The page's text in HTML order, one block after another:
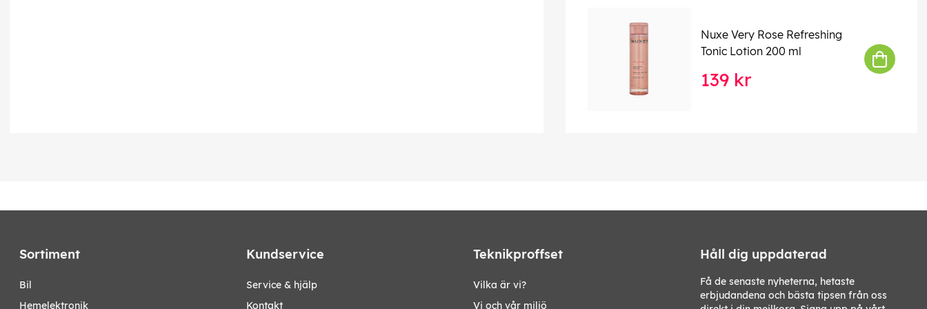
Nuxe Very Rose Refreshing
Tonic Lotion 200 ml
139 kr
Sortiment
bil
hemelektronik
Kundservice
Service & hjälp
Kontakt
Teknikproffset
Vilka är vi?
Vi och vår miljö
Håll dig uppdaterad
Få de senaste nyheterna, hetaste
erbjudandena och bästa tipsen från oss